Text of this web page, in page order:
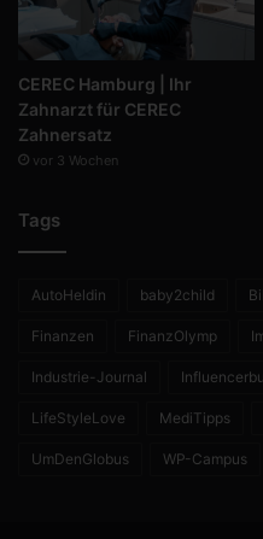
CEREC Hamburg | Ihr
Zahnarzt für CEREC
Zahnersatz
vor 3 Wochen
Tags
AutoHeldin baby2child
Finanzen FinanzOlymp
Industrie-Journal
LifeStyleLove MediTipps
UmDenGlobus WP-Campus